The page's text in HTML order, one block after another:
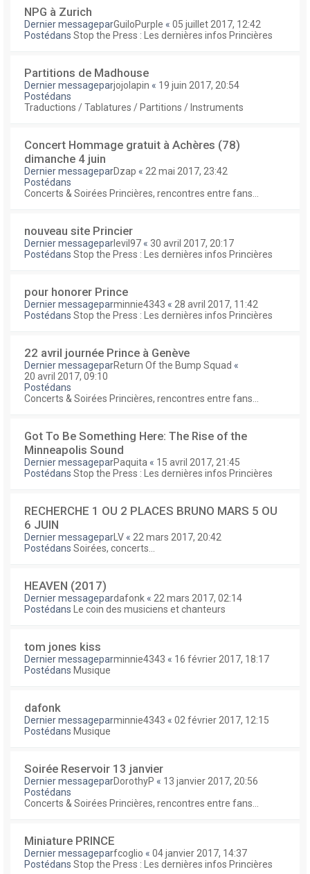
NPG à Zurich
Dernier messageparGuiloPurple « 05 juillet 2017, 12:42
Postédans Stop the Press : Les dernières infos Princières
Partitions de Madhouse
Dernier messageparjojolapin « 19 juin 2017, 20:54
Postédans
Traductions / Tablatures / Partitions / Instruments
Concert Hommage gratuit à Achères (78)
dimanche 4 juin
Dernier messageparDzap « 22 mai 2017, 23:42
Postédans
Concerts & Soirées Princières, rencontres entre fans...
nouveau site Princier
Dernier messageparlevil97 « 30 avril 2017, 20:17
Postédans Stop the Press : Les dernières infos Princières
pour honorer Prince
Dernier messageparminnie4343 « 28 avril 2017, 11:42
Postédans Stop the Press : Les dernières infos Princières
22 avril journée Prince à Genève
Dernier messageparReturn Of the Bump Squad «
20 avril 2017, 09:10
Postédans
Concerts & Soirées Princières, rencontres entre fans...
Got To Be Something Here: The Rise of the
Minneapolis Sound
Dernier messageparPaquita « 15 avril 2017, 21:45
Postédans Stop the Press : Les dernières infos Princières
RECHERCHE 1 OU 2 PLACES BRUNO MARS 5 OU
6 JUIN
Dernier messagepar LV « 22 mars 2017, 20:42
Postédans Soirées, concerts...
HEAVEN (2017)
Dernier messagepardafonk « 22 mars 2017, 02:14
Postédans
Le coin des musiciens et chanteurs
tom jones kiss
Dernier messageparminnie4343 « 16 février 2017, 18:17
Postédans Musique
dafonk
Dernier messageparminnie4343 « 02 février 2017, 12:15
Postédans Musique
Soirée Reservoir 13 janvier
Dernier messageparDorothyP « 13 janvier 2017, 20:56
Postédans
Concerts & Soirées Princières, rencontres entre fans...
Miniature PRINCE
Dernier messageparfcoglio « 04 janvier 2017, 14:37
Postédans Stop the Press : Les dernières infos Princières